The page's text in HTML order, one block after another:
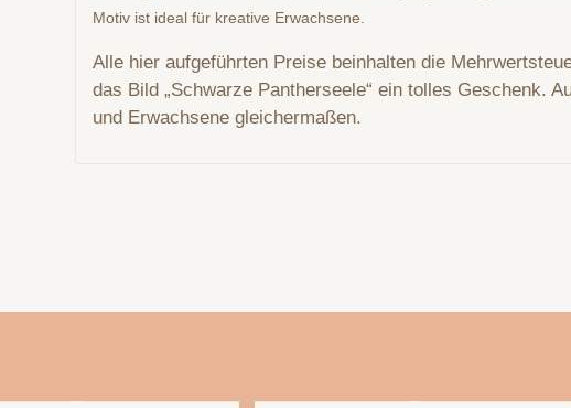
Motiv ist ideal für kreative Erwachsene.
Alle hier aufgeführten Preise beinhalten die
das Bild „Schwarze Pantherseele“ ein tolles Geschenk.
und Erwachsene gleichermaßen.